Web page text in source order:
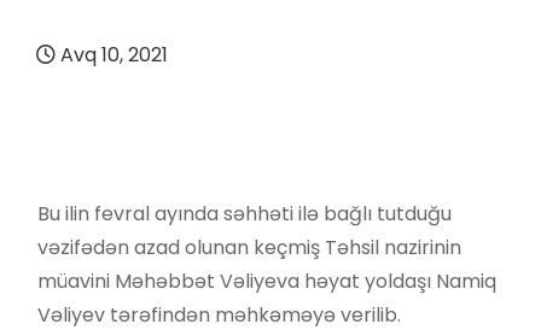
Avq 10, 2021
Bu ilin fevral ayında səhhəti ilə bağlı tutduğu
vəzifədən azad olunan keçmiş Təhsil nazirinin
müavini Məhəbbət Vəliyeva həyat yoldaşı Namiq
Vəliyev tərəfindən məhkəməyə verilib.